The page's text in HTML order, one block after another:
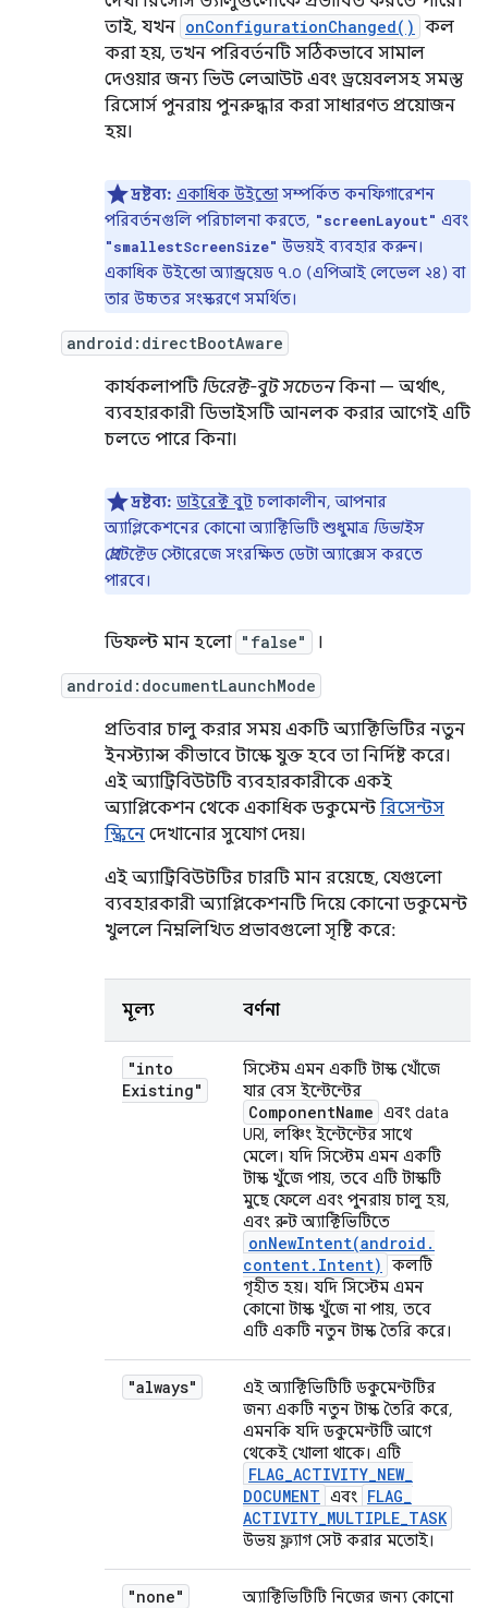
তাই, যখন onConfigurationChanged() কল
করা হয়, তখন পরিবর্তনটি সঠিকভাবে সামাল
দেওয়ার জন্য ভিউ লেআউট এবং ড্রয়েবলসহ সমস্ত
রিসোর্স পুনরায় পুনরুদ্ধার করা সাধারণত প্রয়োজন
হয়।
দ্রষ্টব্য: একাধিক উইন্ডোসম্পর্কিত কনফিগারেশন
পরিবর্তনগুলি পরিচালনা করতে, "screenLayout" এবং
"smallestScreenSize" উভয়ই ব্যবহার করুন।
একাধিক উইন্ডো অ্যান্ড্রয়েড ৭.০ (এপিআই লেভেল ২৪) বা
তার উচ্চতর সংস্করণে সমর্থিত।
android:directBootAware
কার্যকলাপটি ডিরেক্ট-বুট সচেতনকিনা — অর্থাৎ,
ব্যবহারকারী ডিভাইসটি আনলক করার আগেই এটি
চলতে পারে কিনা।
দ্রষ্টব্য: ডাইরেক্ট বুট চলাকালীন, আপনার
অ্যাপ্লিকেশনের কোনো অ্যাক্টিভিটি শুধুমাত্র ডিভাইস
প্রোটেক্টেডস্টোরেজে সংরক্ষিত ডেটা অ্যাক্সেস করতে
পারবে।
ডিফল্ট মান হলো "false" ।
android:documentLaunchMode
প্রতিবার চালু করার সময় একটি অ্যাক্টিভিটির নতুন
ইনস্ট্যান্স কীভাবে টাস্কে যুক্ত হবে তা নির্দিষ্ট করে।
এই অ্যাট্রিবিউটটি ব্যবহারকারীকে একই
অ্যাপ্লিকেশন থেকে একাধিক ডকুমেন্ট রিসেন্টস
স্ক্রিনে দেখানোর সুযোগ দেয়।
এই অ্যাট্রিবিউটটির চারটি মান রয়েছে, যেগুলো
ব্যবহারকারী অ্যাপ্লিকেশনটি দিয়ে কোনো ডকুমেন্ট
খুললে নিম্নলিখিত প্রভাবগুলো সৃষ্টি করে:
মূল্য বর্ণনা
"into
Existing"
সিস্টেম এমন একটি টাস্ক খোঁজে
যার বেস ইন্টেন্টের
ComponentName এবং data
URI, লঞ্চিং ইন্টেন্টের সাথে
মেলে। যদি সিস্টেম এমন একটি
টাস্ক খুঁজে পায়, তবে এটি টাস্কটি
মুছে ফেলে এবং পুনরায় চালু হয়,
এবং রুট অ্যাক্টিভিটিতে
onNewIntent(android .
content. Intent)
কলটি
গৃহীত হয়। যদি সিস্টেম এমন
কোনো টাস্ক খুঁজে না পায়, তবে
এটি একটি নতুন টাস্ক তৈরি করে।
"always"
এই অ্যাক্টিভিটিটি ডকুমেন্টটির
জন্য একটি নতুন টাস্ক তৈরি করে,
এমনকি যদি ডকুমেন্টটি আগে
থেকেই খোলা থাকে। এটি
FLAG_ACTIVITY_NEW_
DOCUMENT এবং FLAG_
ACTIVITY_MULTIPLE_TASK
উভয় ফ্ল্যাগ সেট করার মতোই।
"none"
অ্যাক্টিভিটিটি নিজের জন্য কোনো